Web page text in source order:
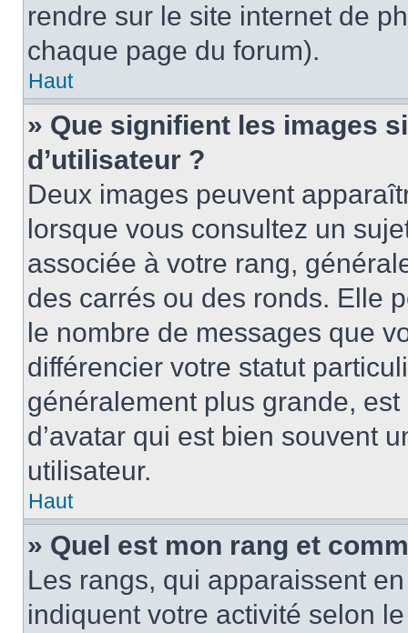
rendre sur le site internet de
chaque page du forum).
Haut
» Que signifient les images
d’utilisateur ?
Deux images peuvent
lorsque vous consultez un
associée à votre rang,
des carrés ou des ronds. Elle
le nombre de messages que
différencier votre statut
généralement plus grande,
d’avatar qui est bien souvent
utilisateur.
Haut
» Quel est mon rang et
Les rangs, qui apparaissent
indiquent votre activité selon